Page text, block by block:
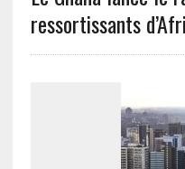
ressortissants